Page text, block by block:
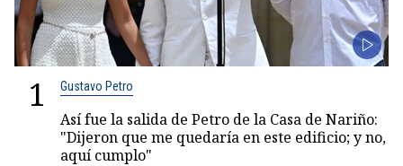
1 Gustavo Petro
Así fue la salida de Petro de la Casa de Nariño:
"Dijeron que me quedaría en este edificio; y no,
aquí cumplo"